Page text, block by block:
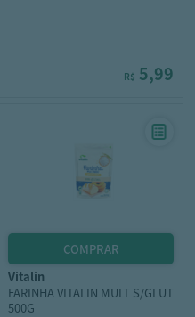
R$ 5,99
vitalin
FARINHA VITALIN MULT S/GLUT
500G